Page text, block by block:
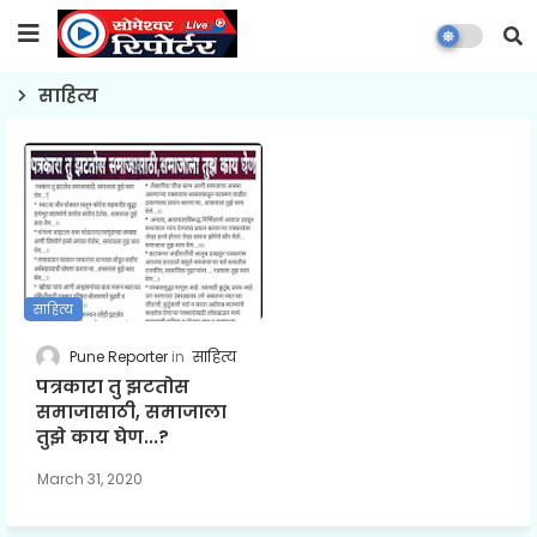
साहित्य
साहित्य
Pune Reporter साहित्य
पत्रकारा तु झटतोस
समाजासाठी, समाजाला
तुझे काय घेण...?
March 31, 2020